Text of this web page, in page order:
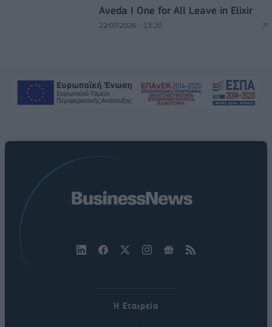
Aveda I One for All Leave in Elixir
22/07/2026 - 13:20
Η Εταιρεία